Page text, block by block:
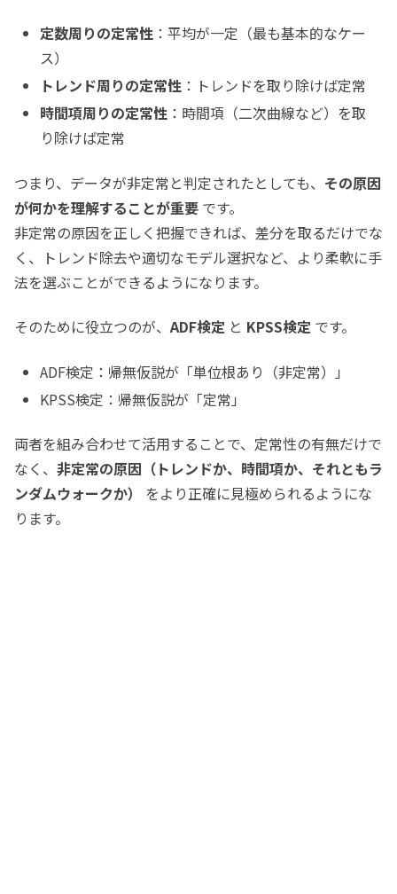
定数周りの定常性 ：平均が一定（最も基本的なケー
ス）
トレンド周りの定常性 ：トレンドを取り除けば定常
時間項周りの定常性 ：時間項（二次曲線など）を取
り除けば定常
つまり、データが非定常と判定されたとしても、 その原因
が何かを理解することが重要 です。
非定常の原因を正しく把握できれば、差分を取るだけでな
く、トレンド除去や適切なモデル選択など、より柔軟に手
法を選ぶことができるようになります。
そのために役立つのが、ADF検定 と KPSS検定 です。
ADF検定：帰無仮説が「単位根あり（非定常）」
KPSS検定：帰無仮説が「定常」
両者を組み合わせて活用することで、定常性の有無だけで
なく、 非定常の原因（トレンドか、時間項か、それともラ
ンダムウォークか）
をより正確に見極められるようにな
ります。